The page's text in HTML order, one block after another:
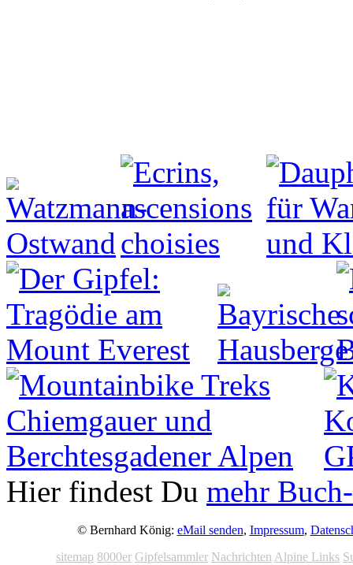
Hier findest Du mehr
© Bernhard König: eMail senden, Impressum,
sitemap 8000er Gipfelsammler Nachrichten Alpine Links